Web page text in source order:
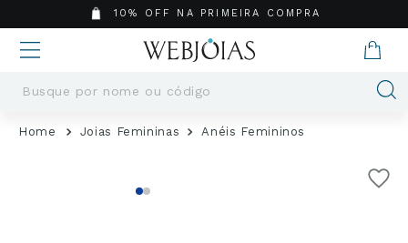
10% OFF NA PRIMEIRA COMPRA
Busque por nome ou código
Joias Femininas Anéis Femininos
Termos mais buscados